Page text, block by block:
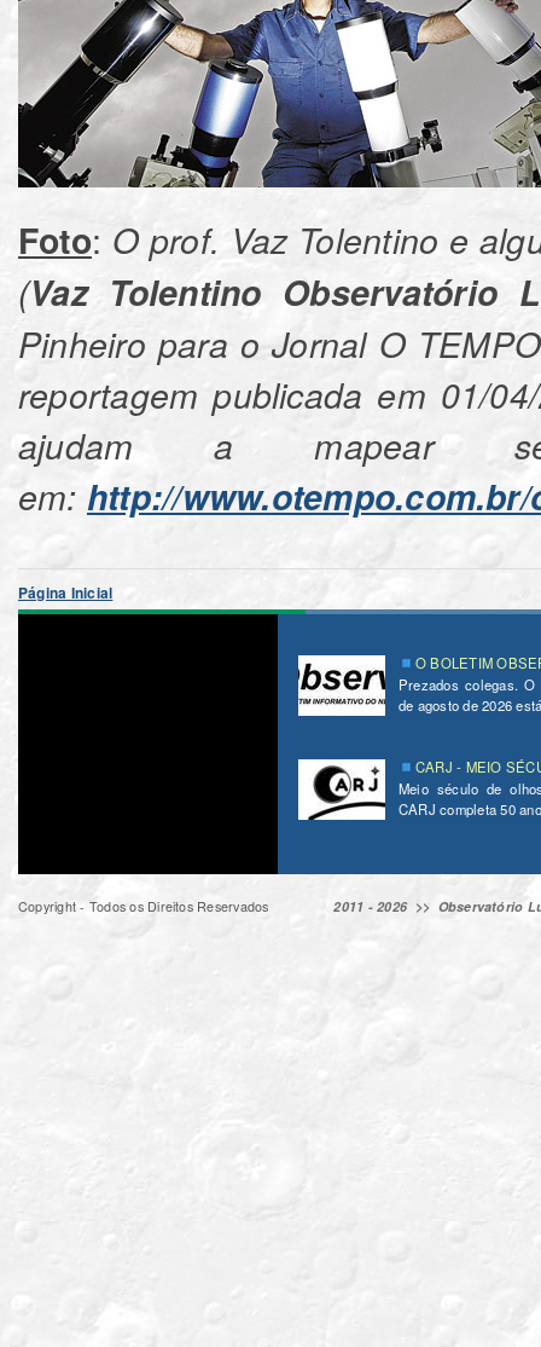
Foto: O prof. Vaz Tolentino e
(Vaz Tolentino Observatório
Pinheiro para o Jornal O
reportagem publicada em 01/
ajudam a mapear
em: http://
Página Inicial
O BOLETIM
Prezados colegas.
de agosto de 2026
CARJ - MEIO
Meio século de
CARJ completa 50
Copyright - Todos os Direitos Reservados 2011 - 2026 >> Observatório